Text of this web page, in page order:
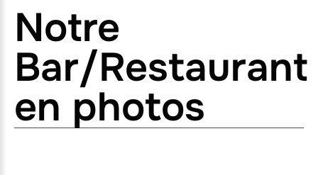
Notre
Bar/Restaurant
en photos